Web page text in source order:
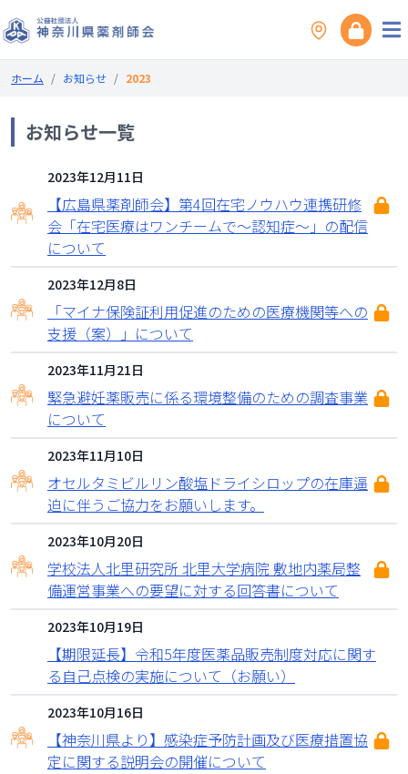
ホーム / お知らせ / 2023
お知らせ一覧
2023年12月11日
【広島県薬剤師会】第4回在宅ノウハウ連携研修
会「在宅医療はワンチームで～認知症～」の配信
について
2023年12月8日
「マイナ保険証利用促進のための医療機関等への
支援（案）」について
2023年11月21日
緊急避妊薬販売に係る環境整備のための調査事業
について
2023年11月10日
オセルタミビルリン酸塩ドライシロップの在庫逼
迫に伴うご協力をお願いします。
2023年10月20日
学校法人北里研究所 北里大学病院 敷地内薬局整
備運営事業への要望に対する回答書について
2023年10月19日
【期限延長】令和5年度医薬品販売制度対応に関す
る自己点検の実施について（お願い）
2023年10月16日
【神奈川県より】感染症予防計画及び医療措置協
定に関する説明会の開催について